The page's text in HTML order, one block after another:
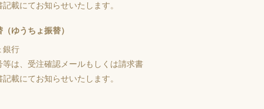
記載にてお知らせいたします。
ゆうちょ振替）
銀行
等は、受注確認メールもしくは請求書
記載にてお知らせいたします。